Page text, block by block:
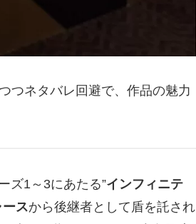
つネタバレ回避で、作品の魅力
ズ1～3にあたる”インフィニテ
スから後継者として盾を託され